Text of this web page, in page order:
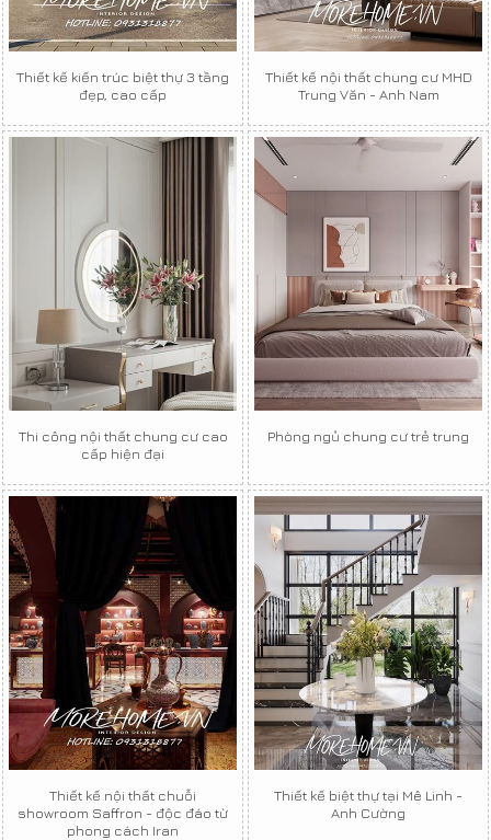
Thiết kế kiến trúc biệt thự 3 tầng
đẹp, cao cấp
Thiết kế nội thất chung cư MHD
Trung Văn - Anh Nam
Thi công nội thất chung cư cao
cấp hiện đại
Phòng ngủ chung cư trẻ trung
Thiết kế nội thất chuỗi
showroom Saffron - độc đáo từ
phong cách Iran
Thiết kế biệt thự tại Mê Linh -
Anh Cường